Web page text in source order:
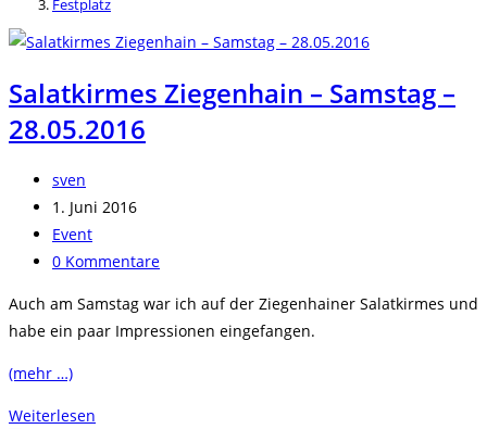
Festplatz
Salatkirmes Ziegenhain – Samstag –
28.05.2016
Beitrags-
Autor:
sven
Beitrag
veröffentlicht:
1. Juni 2016
Beitrags-
Kategorie:
Event
Beitrags-
0 Kommentare
Auch am Samstag war ich auf der Ziegenhainer Salatkirmes und
habe ein paar Impressionen eingefangen.
(mehr …)
Weiterlesen